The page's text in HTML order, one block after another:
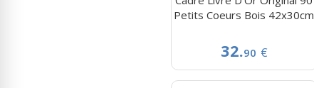
Petits Coeurs Bois 42x30cm
32.90 €